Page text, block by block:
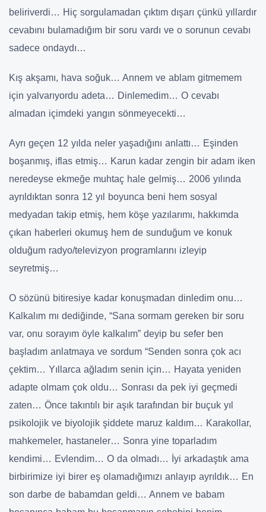
beliriverdi… Hiç sorgulamadan çıktım dışarı çünkü yıllardır
cevabını bulamadığım bir soru vardı ve o sorunun cevabı
sadece ondaydı…
Kış akşamı, hava soğuk… Annem ve ablam gitmemem
için yalvarıyordu adeta… Dinlemedim… O cevabı
almadan içimdeki yangın sönmeyecekti…
Ayrı geçen 12 yılda neler yaşadığını anlattı… Eşinden
boşanmış, iflas etmiş… Karun kadar zengin bir adam iken
neredeyse ekmeğe muhtaç hale gelmiş… 2006 yılında
ayrıldıktan sonra 12 yıl boyunca beni hem sosyal
medyadan takip etmiş, hem köşe yazılarımı, hakkımda
çıkan haberleri okumuş hem de sunduğum ve konuk
olduğum radyo/televizyon programlarını izleyip
seyretmiş…
O sözünü bitiresiye kadar konuşmadan dinledim onu…
Kalkalım mı dediğinde, “Sana sormam gereken bir soru
var, onu sorayım öyle kalkalım” deyip bu sefer ben
başladım anlatmaya ve sordum “Senden sonra çok acı
çektim… Yıllarca ağladım senin için… Hayata yeniden
adapte olmam çok oldu… Sonrası da pek iyi geçmedi
zaten… Önce takıntılı bir aşık tarafından bir buçuk yıl
psikolojik ve biyolojik şiddete maruz kaldım… Karakollar,
mahkemeler, hastaneler… Sonra yine toparladım
kendimi… Evlendim… O da olmadı… İyi arkadaştık ama
birbirimize iyi birer eş olamadığımızı anlayıp ayrıldık… En
son darbe de babamdan geldi… Annem ve babam